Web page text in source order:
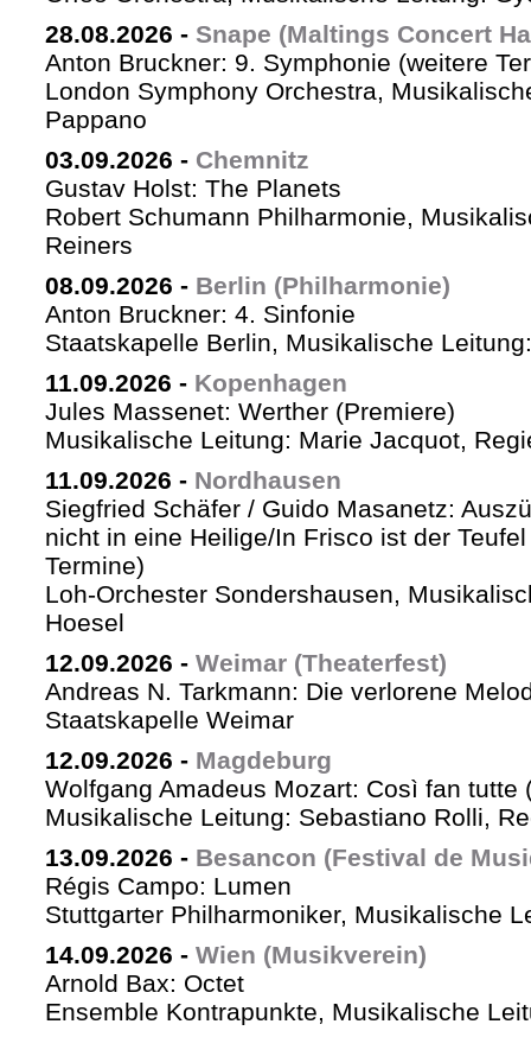
28.08.2026 - Snape (Maltings Concert
Anton Bruckner: 9. Symphonie (weitere
London Symphony Orchestra,
Pappano
03.09.2026 - Chemnitz
Gustav Holst: The Planets
Robert Schumann Philharmonie,
Reiners
08.09.2026 - Berlin (Philharmonie)
Anton Bruckner: 4. Sinfonie
Staatskapelle Berlin, Musikalische
11.09.2026 - Kopenhagen
Jules Massenet: Werther (Premiere)
Musikalische Leitung: Marie Jacquot,
11.09.2026 - Nordhausen
Siegfried Schäfer / Guido Masanetz:
nicht in eine Heilige/In Frisco ist der
Termine)
Loh-Orchester Sondershausen,
Hoesel
12.09.2026 - Weimar (Theaterfest)
Andreas N. Tarkmann: Die verlorene
Staatskapelle Weimar
12.09.2026 - Magdeburg
Wolfgang Amadeus Mozart: Così fan tutte
Musikalische Leitung: Sebastiano Rolli,
13.09.2026 - Besancon (Festival de
Régis Campo: Lumen
Stuttgarter Philharmoniker, Musikalische
14.09.2026 - Wien (Musikverein)
Arnold Bax: Octet
Ensemble Kontrapunkte, Musikalische